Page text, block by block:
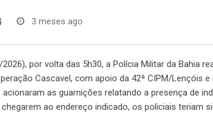
3 meses ago
por volta das 5h30, a Polícia Militar da Bahia
Cascavel, com apoio da 42ª CIPM/Lençóis
as guarnições relatando a presença de
ao endereço indicado, os policiais teriam